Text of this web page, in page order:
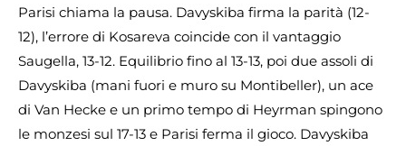
Parisi chiama la pausa. Davyskiba firma la parità (12-
12), l’errore di Kosareva coincide con il vantaggio
Saugella, 13-12. Equilibrio fino al 13-13, poi due assoli di
Davyskiba (mani fuori e muro su Montibeller), un ace
di Van Hecke e un primo tempo di Heyrman spingono
le monzesi sul 17-13 e Parisi ferma il gioco. Davyskiba